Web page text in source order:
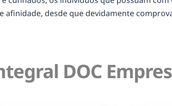
desde que devidamente
DOC